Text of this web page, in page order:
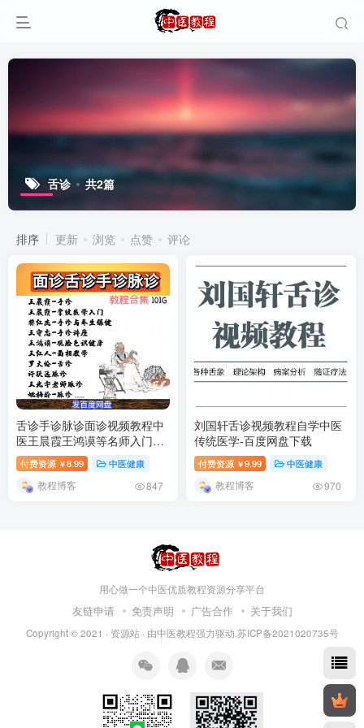
舌诊 共2篇
排序 更新 浏览 点赞 评论
舌诊手诊脉诊面诊视频教程中
医王晨霞王鸿谟等名师入门基
础诊病课程-百度网盘下载
付费资源 ￥8.99 中医健康
教程博客 847
刘国轩舌诊视频教程自学中医
传统医学-百度网盘下载
付费资源 ￥9.99 中医健康
教程博客 970
用心做一个中医优质教程资源分享平台
友链申请 免责声明 广告合作 关于我们
Copyright © 2021 · 资源站· 由中医教程强力驱动.苏ICP备2021020735号